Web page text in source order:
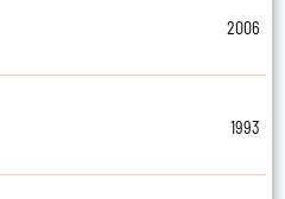
2006
1993